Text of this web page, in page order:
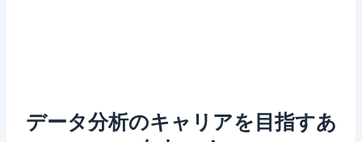
データ分析のキャリアを目指すあ